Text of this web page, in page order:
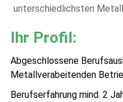
unterschiedlichsten
Ihr Profil:
Abgeschlossene
Metallverabeitenden
Berufserfahrung mind. 2